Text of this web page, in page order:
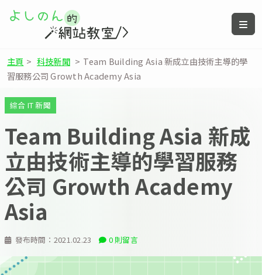
主頁 > 科技新聞 > Team Building Asia 新成立由技術主導的學
習服務公司 Growth Academy Asia
發布時間： 2021.02.23 0 則留言
綜合 IT 新聞
Team Building Asia 新成
立由技術主導的學習服務
公司 Growth Academy
Asia